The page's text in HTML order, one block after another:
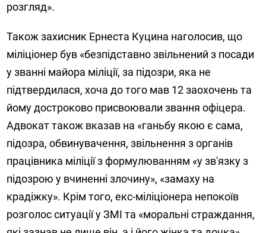
розгляд».
Також захисник Ернеста Куцина наголосив, що
міліціонер був «безпідставно звільнений з посади
у званні майора міліції, за підозри, яка не
підтвердилася, хоча до того мав 12 заохочень та
йому достроково присвоювали звання офіцера.
Адвокат також вказав на «ганьбу якою є сама,
підозра, обвинувачення, звільнення з органів
працівника міліції з формулюванням «у зв'язку з
підозрою у вчиненні злочину», «замаху на
крадіжку». Крім того, екс-міліціонера непокоїв
розголос ситуації у ЗМІ та «моральні страждання,